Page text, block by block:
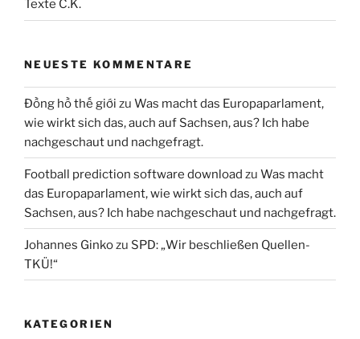
Texte C.K.
NEUESTE KOMMENTARE
Đồng hồ thế giới zu Was macht das Europaparlament,
wie wirkt sich das, auch auf Sachsen, aus? Ich habe
nachgeschaut und nachgefragt.
Football prediction software download zu Was macht
das Europaparlament, wie wirkt sich das, auch auf
Sachsen, aus? Ich habe nachgeschaut und nachgefragt.
Johannes Ginkozu SPD: „Wir beschließen Quellen-
TKÜ!“
KATEGORIEN